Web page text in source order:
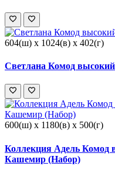
604(ш) x 1024(в) x 402(г)
Светлана Комод
600(ш) x 1180(в) x 500(г)
Коллекция Адель Комод
Кашемир (Набор)